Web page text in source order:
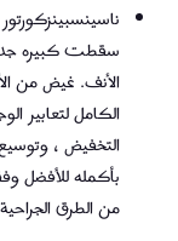
سقطت كبيره
الأنف. غيض من
الكامل لتعابير
التخفيض ،
بأكمله للأفضل
من الطرق